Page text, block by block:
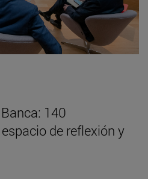
140
de reflexión y